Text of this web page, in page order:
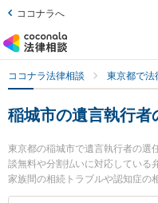
ココナラへ
ココナラ法律相談 東京都で法
稲城市の遺言執行者
東京都の稲城市で遺言執行者の選
談無料や分割払いに対応している
家族間の相続トラブルや認知症の
検索もでき便利です。特に稲城オ